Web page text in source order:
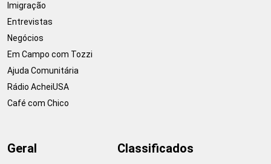
Imigração
Entrevistas
Negócios
Em Campo com Tozzi
Ajuda Comunitária
Rádio AcheiUSA
Café com Chico
Geral Classificados